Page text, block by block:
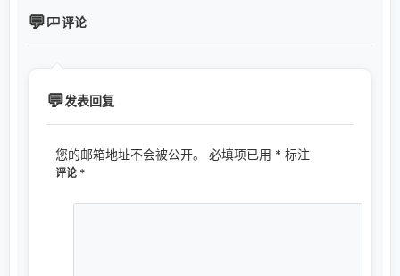
评论
发表回复
您的邮箱地址不会被公开。 必填项已用 * 标注
评论 *